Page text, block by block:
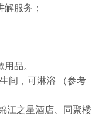
服务；
品。
间，可淋浴 （参考
江之星酒店、同聚楼